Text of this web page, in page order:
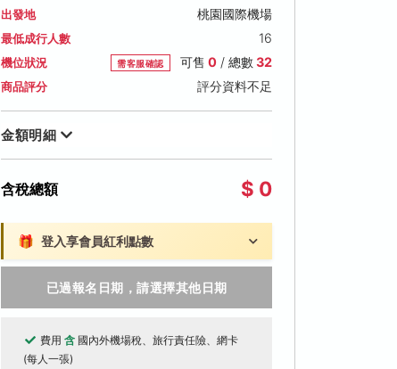
出發地 桃園國際機場
最低成行人數 16
機位狀況 需客服確認 可售 0/ 總數32
商品評分 評分資料不足
金額明細
含稅總額 $ 0
🎁 登入享會員紅利點數
已過報名日期，請選擇其他日期
費用 含 國內外機場稅、旅行責任險、網卡
(每人一張)